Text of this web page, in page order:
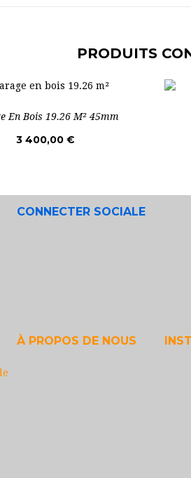
PRODUITS
En Bois 19.26 M² 45mm
3 400,00 €
CONNECTER SOCIALE
À PROPOS DE NOUS